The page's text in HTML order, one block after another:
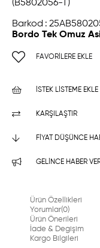
(B5802056-T)
Barkod :
Bordo Tek Omuz
FAVORILERE EKLE
İSTEK LISTEME EKLE
KARŞILAŞTIR
FIYAT DÜŞÜNCE
GELINCE HABER
Ürün Özellikleri
Yorumlar(0)
Ürün Önerileri
İade & Degişim
Kargo Bilgileri